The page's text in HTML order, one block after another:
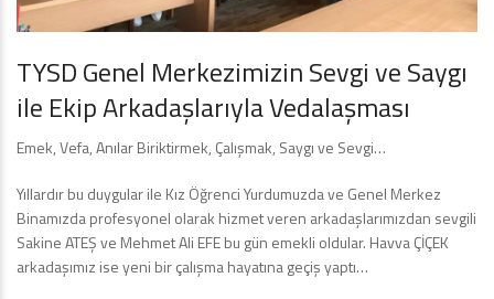
TYSD Genel Merkezimizin Sevgi ve Saygı
ile Ekip Arkadaşlarıyla Vedalaşması
Emek, Vefa, Anılar Biriktirmek, Çalışmak, Saygı ve Sevgi…
Yıllardır bu duygular ile Kız Öğrenci Yurdumuzda ve Genel Merkez
Binamızda profesyonel olarak hizmet veren arkadaşlarımızdan sevgili
Sakine ATEŞ ve Mehmet Ali EFE bu gün emekli oldular. Havva ÇİÇEK
arkadaşımız ise yeni bir çalışma hayatına geçiş yaptı…